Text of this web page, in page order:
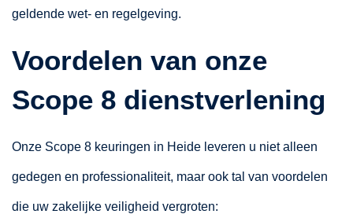
geldende wet- en regelgeving.
Voordelen van onze
Scope 8 dienstverlening
Onze Scope 8 keuringen in Heide leveren u niet alleen
gedegen en professionaliteit, maar ook tal van voordelen
die uw zakelijke veiligheid vergroten: